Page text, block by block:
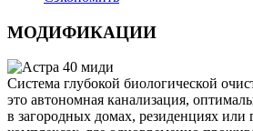
МОДИФИКАЦИИ
Система глубокой биологической
это автономная канализация,
в загородных домах, резиденциях или